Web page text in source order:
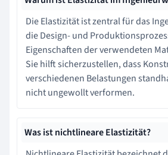
Die Elastizität ist zentral für das
die Design- und
Eigenschaften der verwendeten
Sie hilft sicherzustellen, dass
verschiedenen Belastungen
nicht ungewollt verformen.
Was ist nichtlineare Elastizität?